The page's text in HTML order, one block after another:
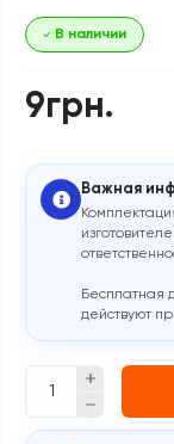
В наличии
9грн.
Важная
Бесплатная
действуют